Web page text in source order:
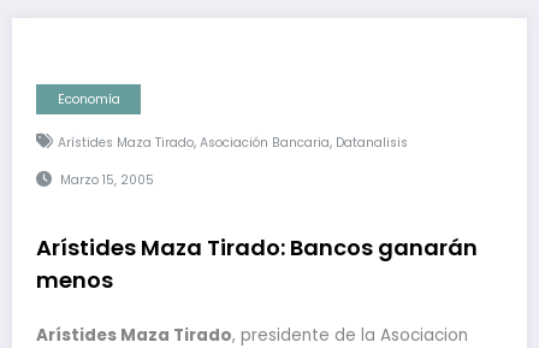
Economía
Arístides Maza Tirado, Asociación Bancaria, Datanalisis
Marzo 15, 2005
Arístides Maza Tirado: Bancos ganarán
menos
Arístides Maza Tirado, presidente de la Asociacion